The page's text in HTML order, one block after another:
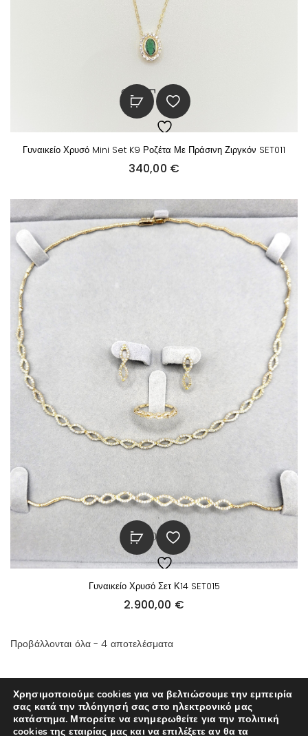
Γυναικείο Χρυσό Mini Set K9 Ροζέτα Με Πράσινη Ζιργκόν SET011
340,00 €
Γυναικείο Χρυσό Σετ Κ14 SET015
2.900,00 €
Προβάλλονται όλα - 4 αποτελέσματα
Χρησιμοποιούμε cookies για να βελτιώσουμε την εμπειρία
σας κατά την πλόηγησή σας στο ηλεκτρονικό μας
κατάστημα. Μπορείτε να ενημερωθείτε για την πολιτική
cookies της εταιρίας μας και να επιλέξετε αν θα τα